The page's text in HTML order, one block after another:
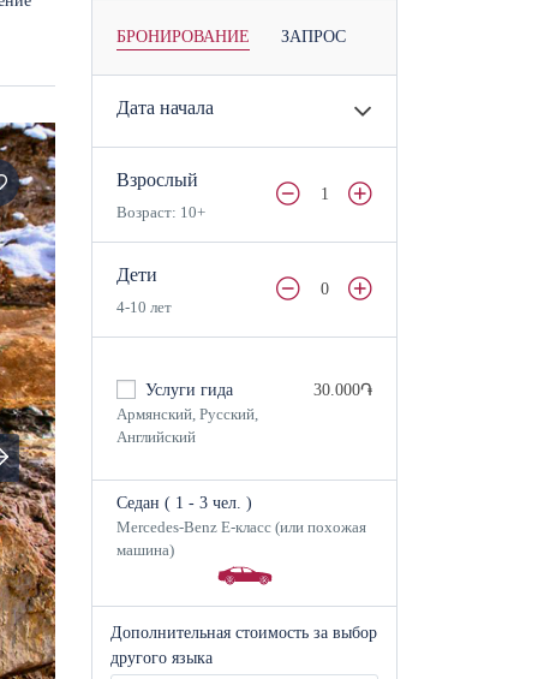
БРОНИРОВАНИЕ ЗАПРОС
Дата начала
Взрослый
Возраст: 10+
1
Дети
4-10 лет
0
Услуги гида
Армянский, Русский,
Английский
30.000֏
Седан ( 1 - 3 чел. )
Mercedes-Benz E-класс (или похожая
машина)
Дополнительная стоимость за выбор
другого языка